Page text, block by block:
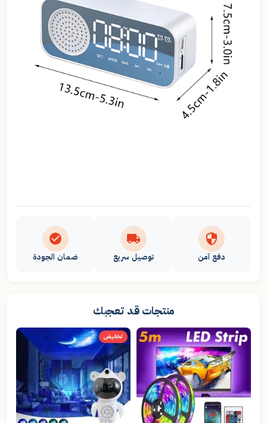
دفع آمن توصيل سريع ضمان الجودة
منتجات قد تعجبك
تخفيض